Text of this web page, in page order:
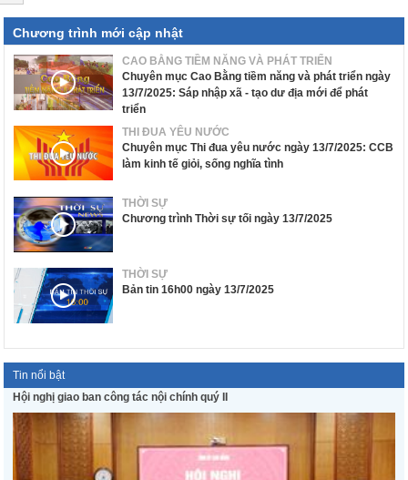
Chương trình mới cập nhật
CAO BẰNG TIỀM NĂNG VÀ PHÁT TRIỂN
Chuyên mục Cao Bằng tiềm năng và phát triển ngày
13/7/2025: Sáp nhập xã - tạo dư địa mới để phát
triển
THI ĐUA YÊU NƯỚC
Chuyên mục Thi đua yêu nước ngày 13/7/2025: CCB
làm kinh tế giỏi, sống nghĩa tình
THỜI SỰ
Chương trình Thời sự tối ngày 13/7/2025
THỜI SỰ
Bản tin 16h00 ngày 13/7/2025
Tin nổi bật
Hội nghị giao ban công tác nội chính quý II